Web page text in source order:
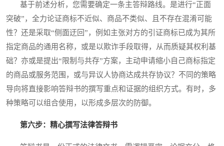
基于前述分析，您需要确定一条主答辩路线。是进行“正面
突破”，全力论证商标不近似、商品不类似、且不存在混淆可能
性？还是采取“侧面迂回”，例如主张对方的引证商标已成为其所
指定商品的通用名称，或是以欺诈手段取得，从而质疑其权利基
础？亦或是提出“限制与共存”方案，主动申请缩小自己商标指定
的商品或服务范围，或与异议人协商达成共存协议？不同的策略
导向将直接影响答辩书的撰写重点和证据的组织方式。有时，多
种策略可以组合使用，以形成多层次的防御。
第六步：精心撰写法律答辩书